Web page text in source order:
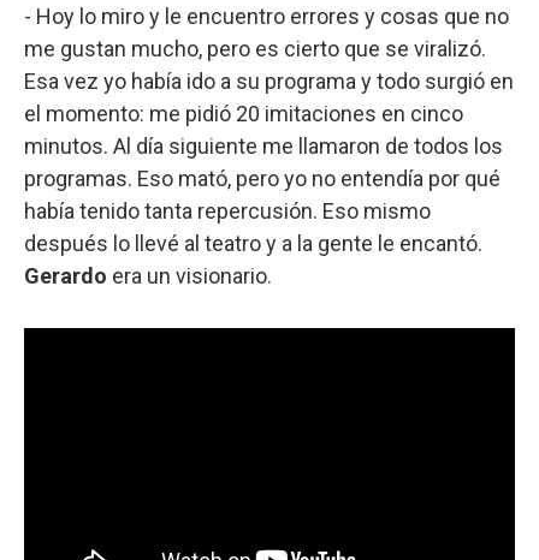
- Hoy lo miro y le encuentro errores y cosas que no
me gustan mucho, pero es cierto que se viralizó.
Esa vez yo había ido a su programa y todo surgió en
el momento: me pidió 20 imitaciones en cinco
minutos. Al día siguiente me llamaron de todos los
programas. Eso mató, pero yo no entendía por qué
había tenido tanta repercusión. Eso mismo
después lo llevé al teatro y a la gente le encantó.
Gerardo era un visionario.